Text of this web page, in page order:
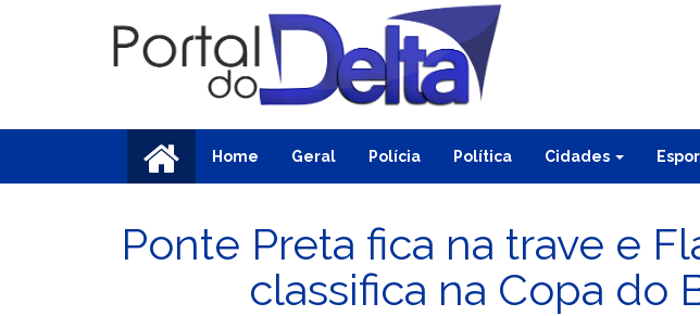
Home Geral Polícia Política Cidades
Ponte Preta fica na trave e
classifica na Copa do